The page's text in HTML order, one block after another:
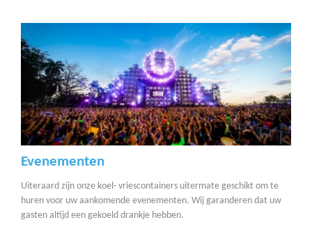
Evenementen
Uiteraard zijn onze koel- vriescontainers uitermate geschikt om te
huren voor uw aankomende evenementen. Wij garanderen dat uw
gasten altijd een gekoeld drankje hebben.